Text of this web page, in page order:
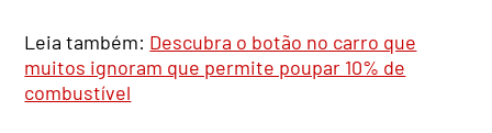
Leia também: Descubra o botão no carro que
muitos ignoram que permite poupar 10% de
combustível